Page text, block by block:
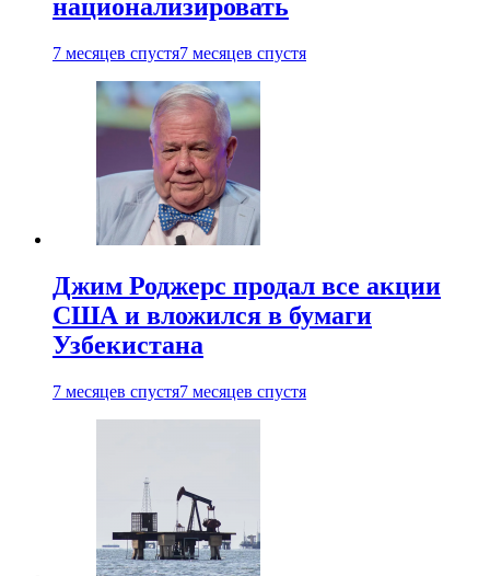
национализировать
7 месяцев спустя7 месяцев спустя
Джим Роджерс продал все акции
США и вложился в бумаги
Узбекистана
7 месяцев спустя7 месяцев спустя